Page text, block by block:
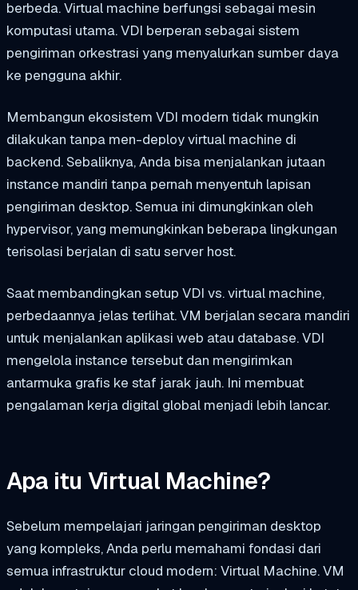
berbeda. Virtual machine berfungsi sebagai mesin
komputasi utama. VDI berperan sebagai sistem
pengiriman orkestrasi yang menyalurkan sumber daya
ke pengguna akhir.
Membangun ekosistem VDI modern tidak mungkin
dilakukan tanpa men-deploy virtual machine di
backend. Sebaliknya, Anda bisa menjalankan jutaan
instance mandiri tanpa pernah menyentuh lapisan
pengiriman desktop. Semua ini dimungkinkan oleh
hypervisor, yang memungkinkan beberapa lingkungan
terisolasi berjalan di satu server host.
Saat membandingkan setup VDI vs. virtual machine,
perbedaannya jelas terlihat. VM berjalan secara mandiri
untuk menjalankan aplikasi web atau database. VDI
mengelola instance tersebut dan mengirimkan
antarmuka grafis ke staf jarak jauh. Ini membuat
pengalaman kerja digital global menjadi lebih lancar.
Apa itu Virtual Machine?
Sebelum mempelajari jaringan pengiriman desktop
yang kompleks, Anda perlu memahami fondasi dari
semua infrastruktur cloud modern: Virtual Machine. VM